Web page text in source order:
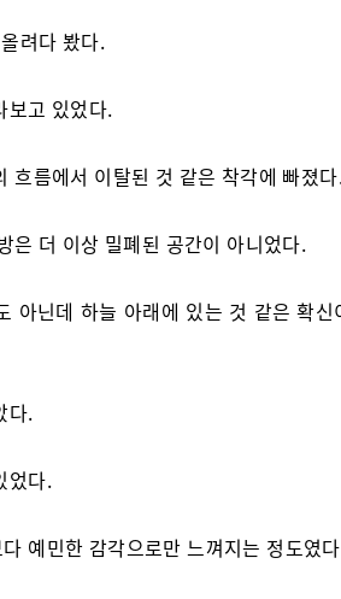
려다 봤다.
보고 있었다.
흐름에서 이탈된 것 같은 착각에 빠졌
은 더 이상 밀폐된 공간이 아니었다.
아닌데 하늘 아래에 있는 것 같은 확신
다.
었다.
예민한 감각으로만 느껴지는 정도였